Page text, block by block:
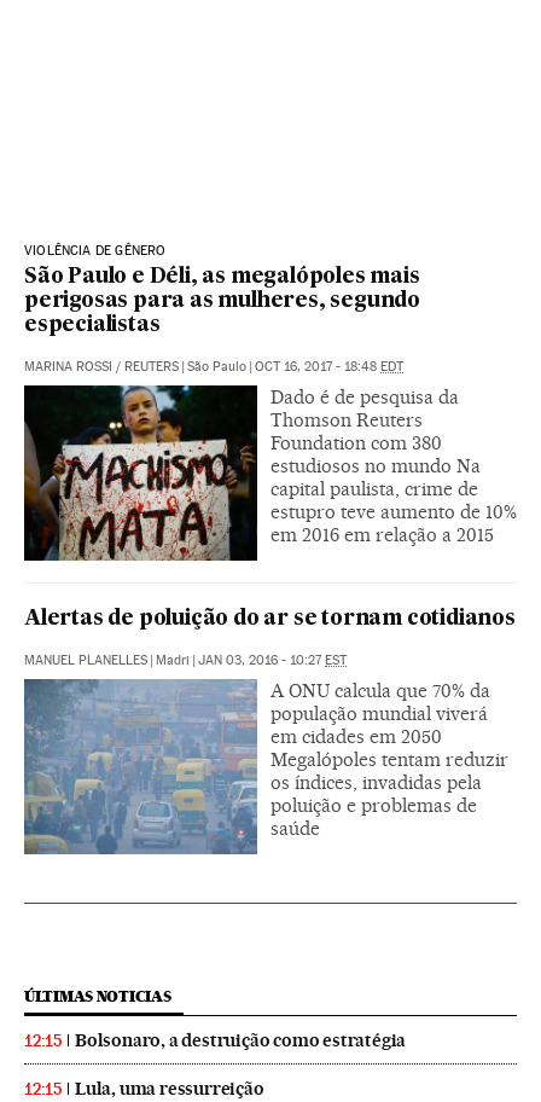
VIOLÊNCIA DE GÊNERO
São Paulo e Déli, as megalópoles mais
perigosas para as mulheres, segundo
especialistas
MARINA ROSSI / REUTERS São Paulo OCT 16, 2017 - 18:48 EDT
Dado é de pesquisa da
Thomson Reuters
Foundation com 380
estudiosos no mundo Na
capital paulista, crime de
estupro teve aumento de 10%
em 2016 em relação a 2015
Alertas de poluição do ar se tornam cotidianos
MANUEL PLANELLES Madri JAN 03, 2016 - 10:27 EST
A ONU calcula que 70% da
população mundial viverá
em cidades em 2050
Megalópoles tentam reduzir
os índices, invadidas pela
poluição e problemas de
saúde
ÚLTIMAS NOTICIAS
12:15 Bolsonaro, a destruição como estratégia
12:15 Lula, uma ressurreição